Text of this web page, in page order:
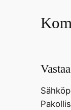
Vastaa